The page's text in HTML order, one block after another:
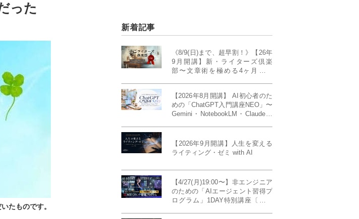
った
たものです。
新着記事
《8/9(日)まで、超早割！》【26年
9月開講】新・ライターズ倶楽
部〜文章術を極める4ヶ月講義
【2026年8月開講】 AI初心者のた
めの「ChatGPT入門講座NEO」〜
Gemini・NotebookLM・Claudeま
座〕
【2026年9月開講】人生を変える
ライティング・ゼミ with AI
【4/27(月)19:00〜】非エンジニア
のための「AIエージェント習得プ
ログラム」1DAY特別講座〔パワ